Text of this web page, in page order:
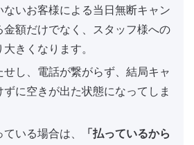
いお客様による当日無断キャン
金額だけでなく、スタッフ様への
きくなります。
し、電話が繋がらず、結局キャ
に空きが出た状態になってしま
いる場合は、
「払っているから